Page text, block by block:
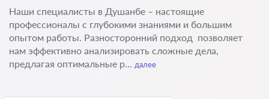
Наши специалисты в Душанбе – настоящие
профессионалы с глубокими знаниями и большим
опытом работы. Разносторонний подход позволяет
нам эффективно анализировать сложные дела,
предлагая оптимальные р... далее